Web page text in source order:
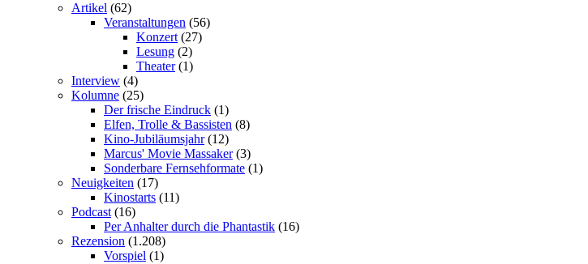
Artikel (62)
Veranstaltungen (56)
Konzert (27)
Lesung (2)
Theater(1)
Interview (4)
Kolumne (25)
Der frische Eindruck (1)
Elfen, Trolle & Bassisten (8)
Kino-Jubiläumsjahr(12)
Marcus' Movie Massaker(3)
Sonderbare Fernsehformate (1)
Neuigkeiten (17)
Kinostarts (11)
Podcast (16)
Per Anhalter durch die Phantastik (16)
Rezension (1.208)
Vorspiel (1)